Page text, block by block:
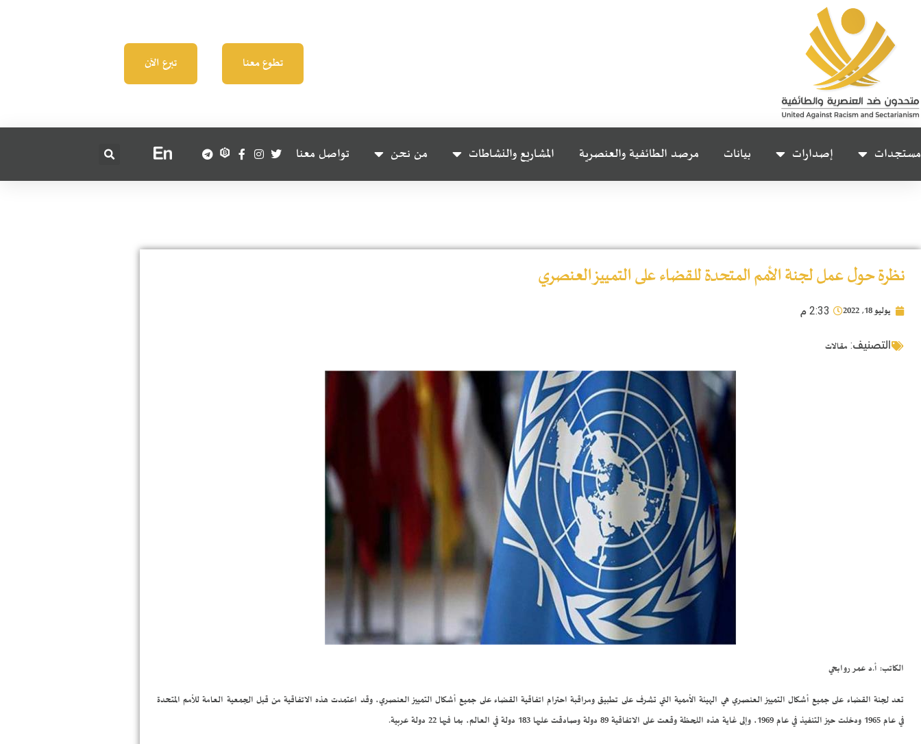
تطوع معنا تبرع الآن
مستجدات إصدارات بيانات مرصد الطائفية والعنصرية المشاريع والنشاطات من نحن تواصل معنا
نظرة حول عمل لجنة الأمم المتحدة للقضاء على التمييز العنصري
يوليو 18, 2022 2:33 م
التصنيف: مقالات
الكاتب: أ.د عمر روابحي
تعد لجنة القضاء على جميع أشكال التمييز العنصري هي الهيئة الأممية التي تشرف على تطبيق ومراقبة احترام اتفاقية القضاء على جميع أشكال التمييز العنصري، وقد اعتمدت هذه الاتفاقية من قبل الجمعية العامة للأمم المتحدة
في عام 1965 ودخلت حيز التنفيذ في عام 1969، وإلى غاية هذه اللحظة وقعت على الاتفاقية 89 دولة وصادقت عليها 183 دولة في العالم، بما فيها 22 دولة عربية.